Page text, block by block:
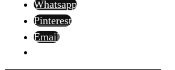
Whatsapp
Pinterest
Email